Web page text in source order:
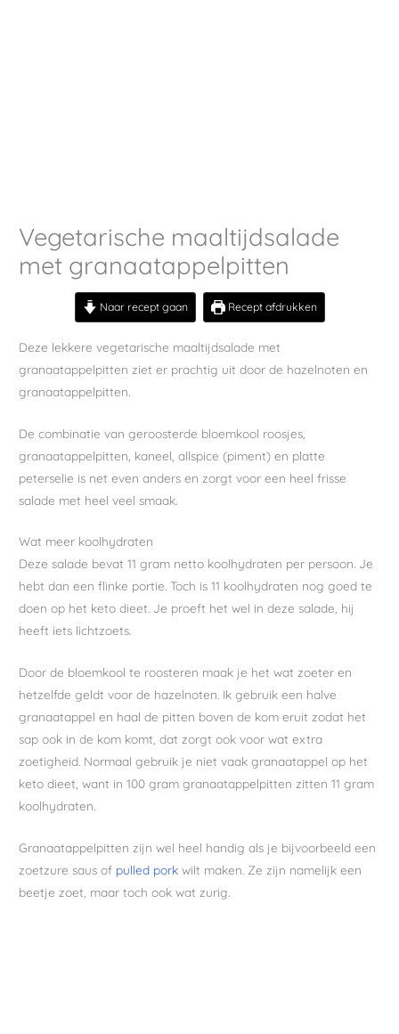
Vegetarische maaltijdsalade
met granaatappelpitten
Naar recept gaan Recept afdrukken
Deze lekkere vegetarische maaltijdsalade met
granaatappelpitten ziet er prachtig uit door de hazelnoten en
granaatappelpitten.
De combinatie van geroosterde bloemkool roosjes,
granaatappelpitten, kaneel, allspice (piment) en platte
peterselie is net even anders en zorgt voor een heel frisse
salade met heel veel smaak.
Wat meer koolhydraten
Deze salade bevat 11 gram netto koolhydraten per persoon. Je
hebt dan een flinke portie. Toch is 11 koolhydraten nog goed te
doen op het keto dieet. Je proeft het wel in deze salade, hij
heeft iets lichtzoets.
Door de bloemkool te roosteren maak je het wat zoeter en
hetzelfde geldt voor de hazelnoten. Ik gebruik een halve
granaatappel en haal de pitten boven de kom eruit zodat het
sap ook in de kom komt, dat zorgt ook voor wat extra
zoetigheid. Normaal gebruik je niet vaak granaatappel op het
keto dieet, want in 100 gram granaatappelpitten zitten 11 gram
koolhydraten.
Granaatappelpitten zijn wel heel handig als je bijvoorbeeld een
zoetzure saus of pulled pork wilt maken. Ze zijn namelijk een
beetje zoet, maar toch ook wat zurig.